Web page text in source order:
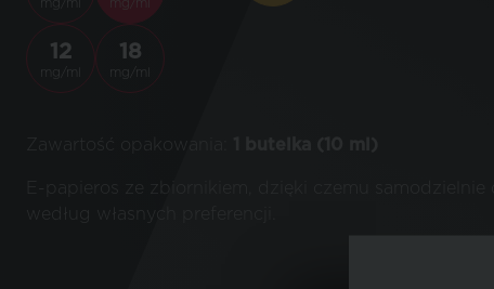
12
mg/ml
18
mg/ml